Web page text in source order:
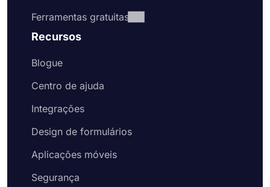
Ferramentas gratuitas
Recursos
Blogue
Centro de ajuda
Integrações
Design de formulários
Aplicações móveis
Segurança